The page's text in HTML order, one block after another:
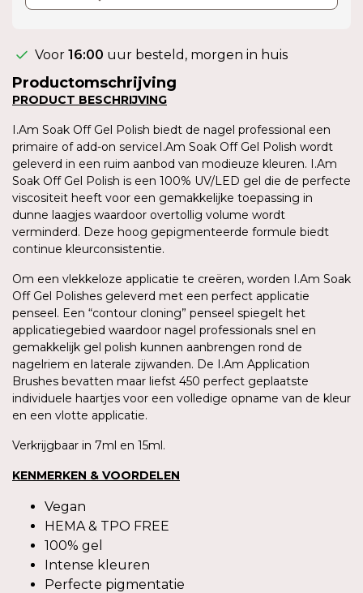
Voor 16:00 uur besteld, morgen in huis
Productomschrijving
PRODUCT BESCHRIJVING
I.Am Soak Off Gel Polish biedt de nagel professional een
primaire of add-on serviceI.Am Soak Off Gel Polish wordt
geleverd in een ruim aanbod van modieuze kleuren. I.Am
Soak Off Gel Polish is een 100% UV/LED gel die de perfecte
viscositeit heeft voor een gemakkelijke toepassing in
dunne laagjes waardoor overtollig volume wordt
verminderd. Deze hoog gepigmenteerde formule biedt
continue kleurconsistentie.
Om een vlekkeloze applicatie te creëren, worden I.Am Soak
Off Gel Polishes geleverd met een perfect applicatie
penseel. Een “contour cloning” penseel spiegelt het
applicatiegebied waardoor nagel professionals snel en
gemakkelijk gel polish kunnen aanbrengen rond de
nagelriem en laterale zijwanden. De I.Am Application
Brushes bevatten maar liefst 450 perfect geplaatste
individuele haartjes voor een volledige opname van de kleur
en een vlotte applicatie.
Verkrijgbaar in 7ml en 15ml.
KENMERKEN & VOORDELEN
Vegan
HEMA & TPO FREE
100% gel
Intense kleuren
Perfecte pigmentatie